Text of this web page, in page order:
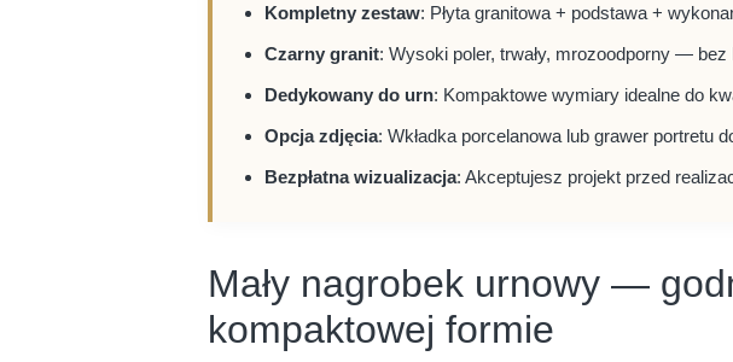
Kompletny zestaw: Płyta granitowa + podstawa +
Czarny granit: Wysoki poler, trwały, mrozoodporny —
Dedykowany do urn: Kompaktowe wymiary idealne do
Opcja zdjęcia: Wkładka porcelanowa lub grawer portretu
Bezpłatna wizualizacja: Akceptujesz projekt przed
Mały nagrobek urnowy —
kompaktowej formie